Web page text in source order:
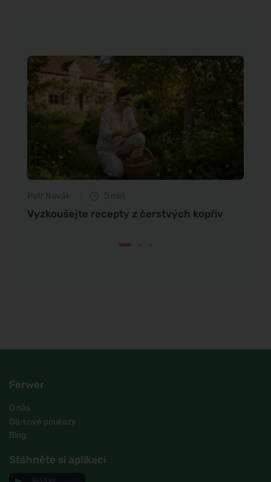
Petr Novák 5 min
Vyzkoušejte recepty z čerstvých kopřiv
Ferwer
O nás
Dárkové poukazy
Blog
Stáhněte si aplikaci